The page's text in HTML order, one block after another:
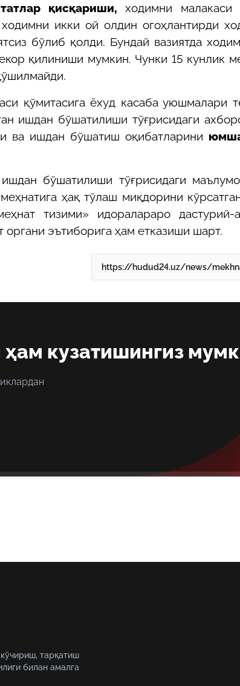
қисқариши, ходимни малакаси
икки ой олдин огоҳлантирди
бўлиб қолди. Бундай вазиятда
қилиниши мумкин. Чунки 15 кунлик
қўмитасига ёхуд касаба уюшмалари
ишдан бўшатилиши тўғрисидаги
ва ишдан бўшатиш оқибатларини
бўшатилиши тўғрисидаги
ҳақ тўлаш миқдорини
тизими» идоралараро дастурий-
эътиборига ҳам етказиши шарт.
кузатишингиз
тарқатиш
билан амалга